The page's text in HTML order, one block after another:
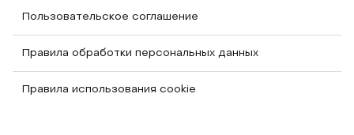
Пользовательское соглашение
Правила обработки персональных данных
Правила использования cookie